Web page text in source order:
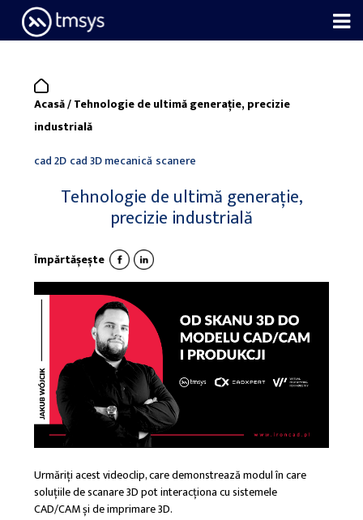
Skip
Acasă/Tehnologie de ultimă generație, precizie
industrială
cad 2D cad 3Dmecanică scanere
Tehnologie de ultimă generație,
precizie industrială
Împărtășește
Urmăriți acest videoclip, care demonstrează modul în care
soluțiile de scanare 3D pot interacționa cu sistemele
CAD/CAM și de imprimare 3D.